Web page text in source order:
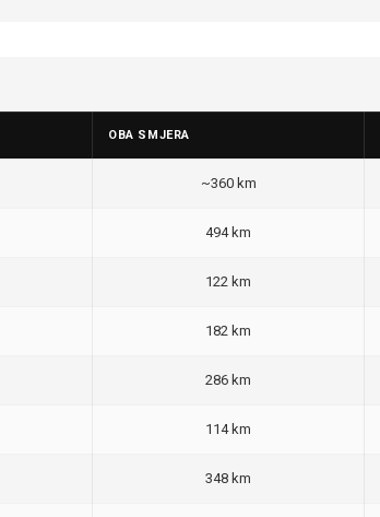
OBA SMJERA
~360 km
494 km
122 km
182 km
286 km
114 km
348 km